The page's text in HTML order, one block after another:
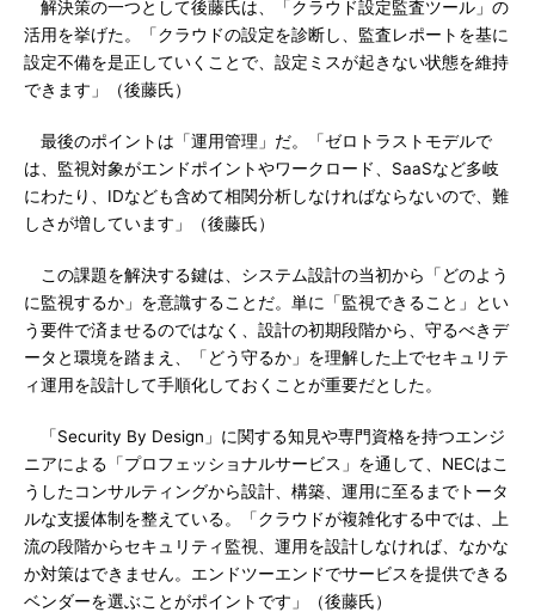
解決策の一つとして後藤氏は、「クラウド設定監査ツール」の
活用を挙げた。「クラウドの設定を診断し、監査レポートを基に
設定不備を是正していくことで、設定ミスが起きない状態を維持
できます」（後藤氏）
最後のポイントは「運用管理」だ。「ゼロトラストモデルで
は、監視対象がエンドポイントやワークロード、SaaSなど多岐
にわたり、IDなども含めて相関分析しなければならないので、難
しさが増しています」（後藤氏）
この課題を解決する鍵は、システム設計の当初から「どのよう
に監視するか」を意識することだ。単に「監視できること」とい
う要件で済ませるのではなく、設計の初期段階から、守るべきデ
ータと環境を踏まえ、「どう守るか」を理解した上でセキュリテ
ィ運用を設計して手順化しておくことが重要だとした。
「Security By Design」に関する知見や専門資格を持つエンジ
ニアによる「プロフェッショナルサービス」を通して、NECはこ
うしたコンサルティングから設計、構築、運用に至るまでトータ
ルな支援体制を整えている。「クラウドが複雑化する中では、上
流の段階からセキュリティ監視、運用を設計しなければ、なかな
か対策はできません。エンドツーエンドでサービスを提供できる
ベンダーを選ぶことがポイントです」（後藤氏）